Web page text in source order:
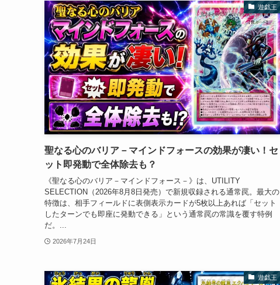
遊戯王
聖なる心のバリア－マインドフォースの効果が凄い！セ
ット即発動で全体除去も？
《聖なる心のバリア－マインドフォース－》は、UTILITY
SELECTION（2026年8月8日発売）で新規収録される通常罠。最大の
特徴は、相手フィールドに表側表示カードが5枚以上あれば「セット
したターンでも即座に発動できる」という通常罠の常識を覆す特例
だ。...
2026年7月24日
遊戯王